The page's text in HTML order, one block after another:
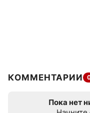
КОММЕНТАРИИ
Пока нет